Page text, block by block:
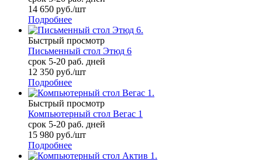
14 650 руб./шт
Подробнее
Быстрый просмотр
Письменный стол Этюд 6
срок 5-20 раб. дней
12 350 руб./шт
Подробнее
Быстрый просмотр
Компьютерный стол Вегас 1
срок 5-20 раб. дней
15 980 руб./шт
Подробнее